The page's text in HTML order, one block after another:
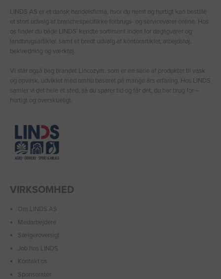
LINDS AS er et dansk handelsfirma, hvor du nemt og hurtigt kan bestille
et stort udvalg af branchespecifikke forbrugs- og servicevarer online. Hos
os finder du både LINDS′ kendte sortiment inden for dagligvarer og
landbrugsartikler, samt et bredt udvalg af kontorartikler, arbejdstøj,
beklædning og værktøj.
Vi står også bag brandet Lincozym, som er en serie af produkter til vask
og opvask, udviklet med omhu baseret på mange års erfaring. Hos LINDS
samler vi det hele ét sted, så du sparer tid og får det, du har brug for –
hurtigt og overskueligt.
VIRKSOMHED
Om LINDS AS
Medarbejdere
Sælgeroversigt
Job hos LINDS
Kontakt os
Sponsorater